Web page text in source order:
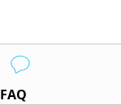
FAQ